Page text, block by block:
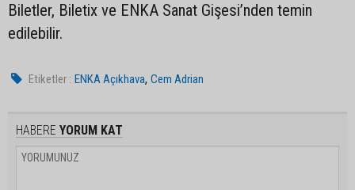
Biletler, Biletix ve ENKA Sanat Gişesi’nden temin
edilebilir.
Etiketler : ENKA Açıkhava,Cem Adrian
HABERE YORUM KAT